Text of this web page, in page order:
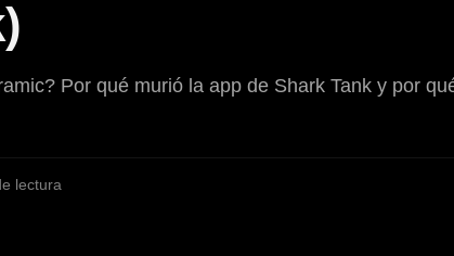
Por qué murió la app de Shark Tank y por
lectura